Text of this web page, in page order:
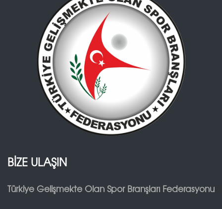
BİZE ULAŞIN
Türkiye Gelişmekte Olan Spor Branşları Federasyonu